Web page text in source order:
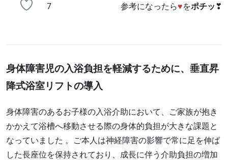
7 参考になったら♥をポチッ ❣
身体障害児の入浴負担を軽減するために、垂直昇
降式浴室リフトの導入
身体障害のあるお子様の入浴介助において、ご家族が抱き
かかえて浴槽へ移動させる際の身体的負担が大きな課題と
なっていました 。ご本人は神経障害の影響で常に足を伸ば
した長座位を保持されており、成長に伴う介助負担の増加